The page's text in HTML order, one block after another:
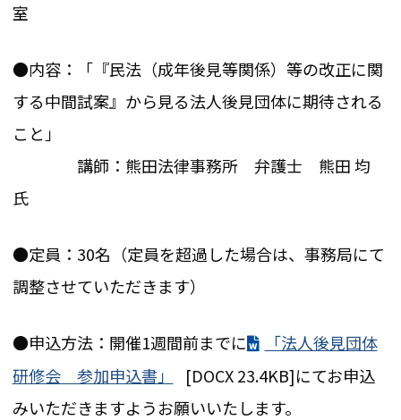
室
●内容：「『民法（成年後見等関係）等の改正に関
する中間試案』から見る法人後見団体に期待される
こと」
講師：熊田法律事務所 弁護士 熊田 均
氏
●定員：30名（定員を超過した場合は、事務局にて
調整させていただきます）
●申込方法：開催1週間前までに
「法人後見団体
研修会 参加申込書」
[DOCX 23.4KB]にてお申込
みいただきますようお願いいたします。